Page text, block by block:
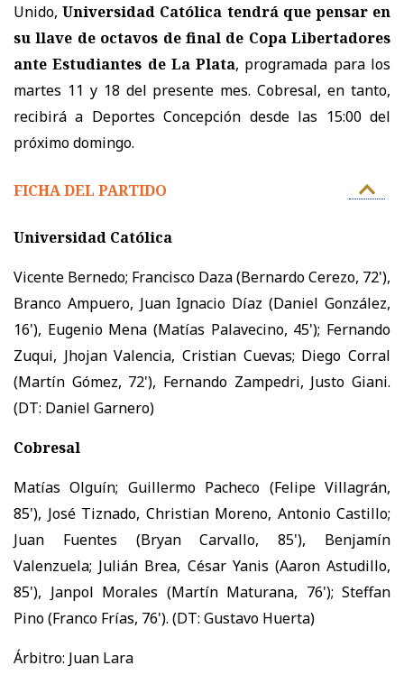
Unido,Universidad Católica tendrá que pensar en
su llave de octavos de final de Copa Libertadores
ante Estudiantes de La Plata, programada para los
martes 11 y 18 del presente mes. Cobresal, en tanto,
recibirá a Deportes Concepción desde las 15:00 del
próximo domingo.
FICHA DEL PARTIDO
Universidad Católica
Vicente Bernedo; Francisco Daza (Bernardo Cerezo, 72'),
Branco Ampuero, Juan Ignacio Díaz (Daniel González,
16'), Eugenio Mena (Matías Palavecino, 45'); Fernando
Zuqui, Jhojan Valencia, Cristian Cuevas; Diego Corral
(Martín Gómez, 72'), Fernando Zampedri, Justo Giani.
(DT: Daniel Garnero)
Cobresal
Matías Olguín; Guillermo Pacheco (Felipe Villagrán,
85'), José Tiznado, Christian Moreno, Antonio Castillo;
Juan Fuentes (Bryan Carvallo, 85'), Benjamín
Valenzuela; Julián Brea, César Yanis (Aaron Astudillo,
85'), Janpol Morales (Martín Maturana, 76'); Steffan
Pino (Franco Frías, 76'). (DT: Gustavo Huerta)
Árbitro: Juan Lara